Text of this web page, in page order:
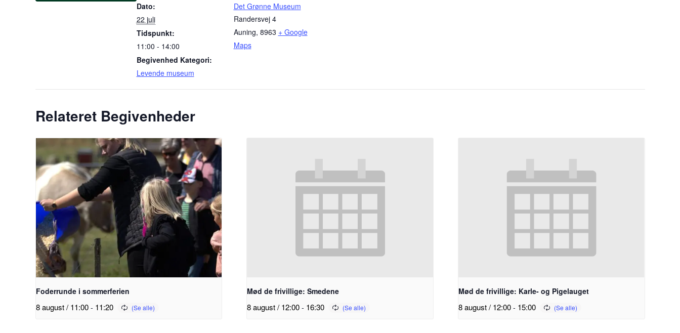
Dato:
22 juli
Tidspunkt:
11:00 - 14:00
Begivenhed Kategori:
Levende museum
Det Grønne Museum
Randersvej 4
Auning, 8963 + Google
Maps
Relateret Begivenheder
Foderrunde i sommerferien
8 august / 11:00 - 11:20
Mød de frivillige: Smedene
8 august / 12:00 - 16:30
Mød de frivillige: Karle- og Pigelauget
8 august / 12:00- 15:00